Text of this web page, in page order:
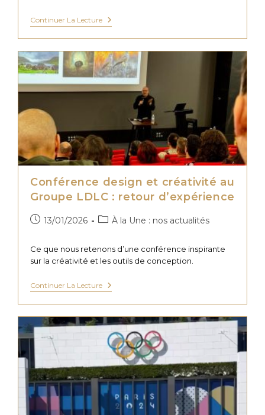
Continuer La LectureLe
Grand
Oral
De
La
Nuit
De
L’Événementiel
:
Expérience
Marquante
Pour
Inoven
Conférence design et créativité au
Groupe LDLC : retour d’expérience
Publication
13/01/2026
PostÀ la Une : nos actualités
Ce que nous retenons d’une conférence inspirante
sur la créativité et les outils de conception.
Continuer La LectureConférence
Design
Et
Créativité
Au
Groupe
LDLC
Retour
D’expérience